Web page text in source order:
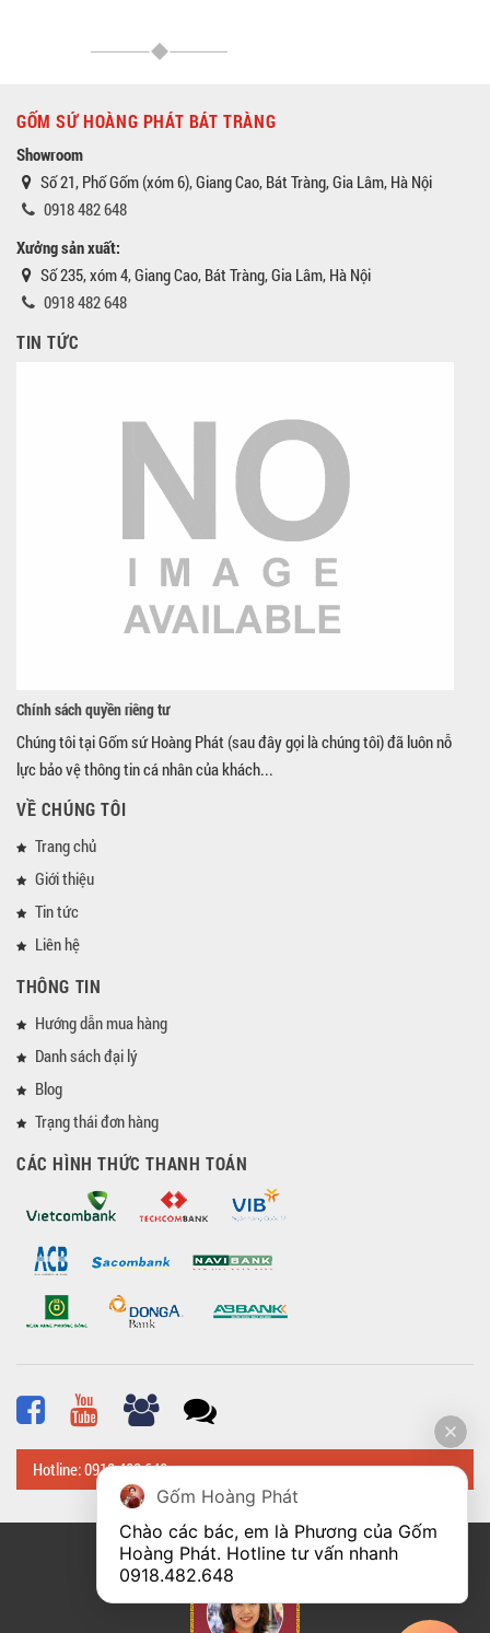
GỐM SỨ HOÀNG PHÁT BÁT TRÀNG
Showroom
Số 21, Phố Gốm (xóm 6), Giang Cao, Bát Tràng, Gia Lâm, Hà Nội
0918 482 648
Xưởng sản xuất:
Số 235, xóm 4, Giang Cao, Bát Tràng, Gia Lâm, Hà Nội
0918 482 648
TIN TỨC
Chính sách quyền riêng tư
Chúng tôi tại Gốm sứ Hoàng Phát (sau đây gọi là chúng tôi) đã luôn nỗ
lực bảo vệ thông tin cá nhân của khách...
VỀ CHÚNG TÔI
Trang chủ
Giới thiệu
Tin tức
Liên hệ
THÔNG TIN
Hướng dẫn mua hàng
Danh sách đại lý
Blog
Trạng thái đơn hàng
CÁC HÌNH THỨC THANH TOÁN
Hotline: 0918 482 648
© Bản quyền thuộc vềHoangphatbattrang.vn
Gốm Hoàng Phát
Chào các bác, em là Phương của Gốm
0918.482.648